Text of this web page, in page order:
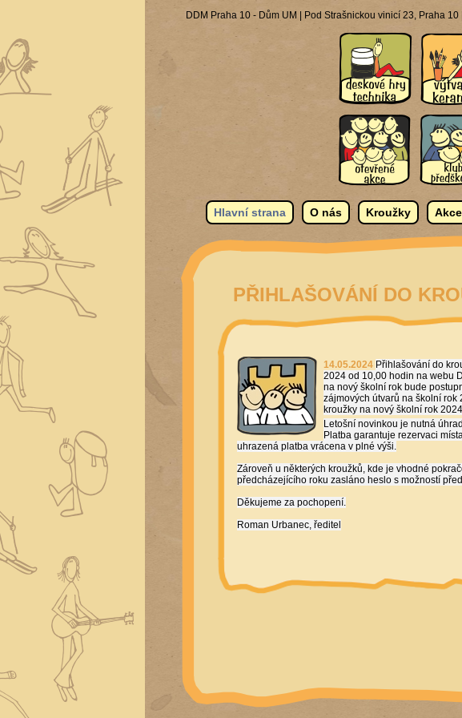
DDM Praha 10 - Dům UM | Pod Strašnickou vinicí 23, Praha
Hlavní strana O nás Kroužky Akce
PŘIHLAŠOVÁNÍ DO
14.05.2024 Přihlašování do
2024 od 10,00 hodin na webu
na nový školní rok bude
zájmových útvarů na školní rok
kroužky na nový školní rok
Letošní novinkou je nutná
Platba garantuje rezervaci
uhrazená platba vrácena v plné výši.
Zároveň u některých kroužků, kde je vhodné
předcházejícího roku zasláno heslo s možností
Děkujeme za pochopení.
Roman Urbanec, ředitel